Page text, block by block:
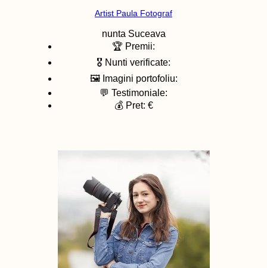
Artist Paula Fotograf
nunta Suceava
🏆 Premii:
🎖️ Nunti verificate:
🖼️ Imagini portofoliu:
💬 Testimoniale:
💰 Pret: €